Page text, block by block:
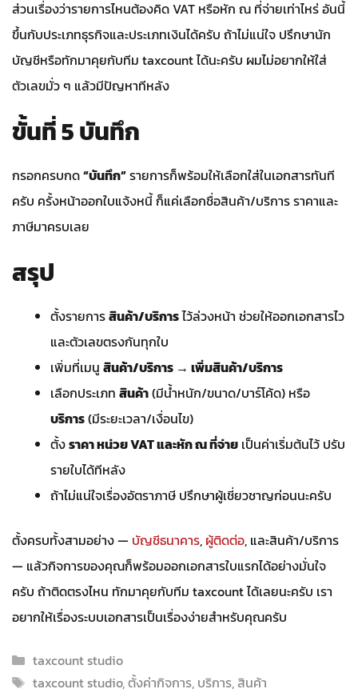
ส่วนเรื่องว่ารายการไหนต้องคิด VAT หรือหัก ณ ที่จ่ายเท่าไหร่ อันนี้
ขึ้นกับประเภทธุรกิจและประเภทเงินได้ครับ ถ้าไม่แน่ใจ ปรึกษานัก
บัญชีหรือทักมาคุยกับทีม taxcount ได้นะครับ ผมไม่อยากให้ใส่
ตัวเลขมั่ว ๆ แล้วมีปัญหาทีหลัง
ขั้นที่ 5 บันทึก
กรอกครบกด“บันทึก”รายการก็พร้อมให้เลือกใส่ในเอกสารทันที
ครับ ครั้งหน้าออกใบแจ้งหนี้ ก็แค่เลือกชื่อสินค้า/บริการ ราคาและ
ภาษีมาครบเลย
สรุป
ตั้งรายการสินค้า/บริการไว้ล่วงหน้า ช่วยให้ออกเอกสารไว
และตัวเลขตรงกันทุกใบ
เพิ่มที่เมนู สินค้า/บริการ → เพิ่มสินค้า/บริการ
เลือกประเภท สินค้า(มีน้ำหนัก/ขนาด/บาร์โค้ด) หรือ
บริการ(มีระยะเวลา/เงื่อนไข)
ตั้งราคา หน่วย VAT และหัก ณ ที่จ่าย เป็นค่าเริ่มต้นไว้ ปรับ
รายใบได้ทีหลัง
ถ้าไม่แน่ใจเรื่องอัตราภาษี ปรึกษาผู้เชี่ยวชาญก่อนนะครับ
ตั้งครบทั้งสามอย่าง — บัญชีธนาคาร, ผู้ติดต่อ, และสินค้า/บริการ
— แล้วกิจการของคุณก็พร้อมออกเอกสารใบแรกได้อย่างมั่นใจ
ครับ ถ้าติดตรงไหน ทักมาคุยกับทีม taxcount ได้เลยนะครับ เรา
อยากให้เรื่องระบบเอกสารเป็นเรื่องง่ายสำหรับคุณครับ
Categories
taxcount studio
Tags
taxcount studio,ตั้งค่ากิจการ, บริการ,สินค้า